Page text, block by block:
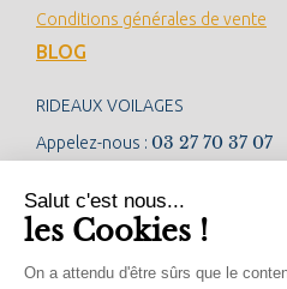
Conditions générales de vente
BLOG
RIDEAUX VOILAGES
Appelez-nous : 03 27 70 37 07
NEWSLETTER
Salut c'est nous...
les Cookies !
On a attendu d'être sûrs que le